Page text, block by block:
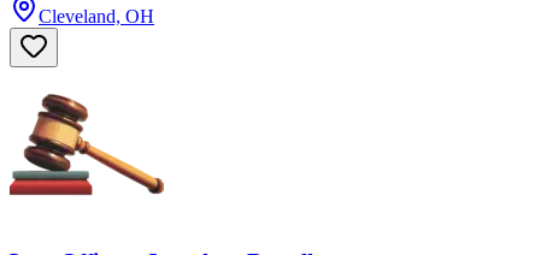
Cleveland, OH